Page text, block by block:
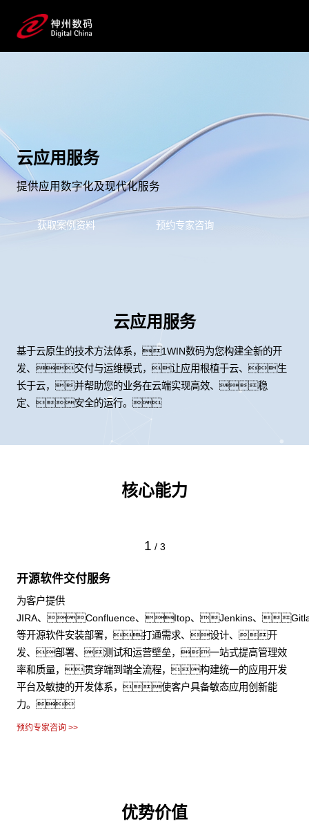
云应用服务
提供应用数字化及现代化服务
获取案例资料 预约专家咨询
云应用服务
基于云原生的技术方法体系，1WIN数码为您构建全新的开
发、交付与运维模式，让应用根植于云、生
长于云，并帮助您的业务在云端实现高效、稳
定、安全的运行。
核心能力
1 / 3
开源软件交付服务
为客户提供
JIRA、Confluence、Itop、Jenkins、
等开源软件安装部署，打通需求、设计、开
发、部署、测试和运营壁垒，一站式提高管理效
率和质量，贯穿端到端全流程，构建统一的应用开发
平台及敏捷的开发体系，使客户具备敏态应用创新能
力。
预约专家咨询 >>
优势价值